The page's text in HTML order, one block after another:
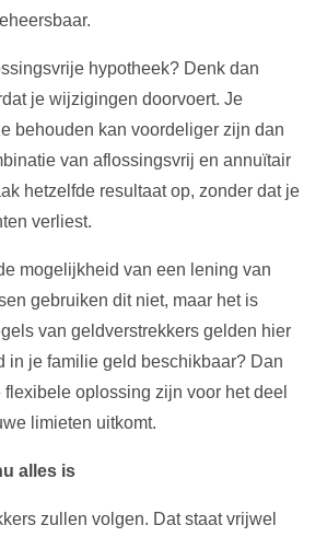
hypotheek? Denk dan
je wijzigingen doorvoert. Je
behouden kan voordeliger zijn dan
van aflossingsvrij en annuïtair
hetzelfde resultaat op, zonder dat je
verliest.
mogelijkheid van een lening van
gebruiken dit niet, maar het is
van geldverstrekkers gelden hier
in je familie geld beschikbaar? Dan
flexibele oplossing zijn voor het deel
limieten uitkomt.
alles is
zullen volgen. Dat staat vrijwel